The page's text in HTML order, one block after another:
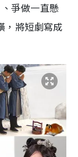
爭做一直懸
，將短劇寫成